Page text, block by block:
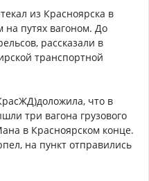
из Красноярска в
на путях вагоном. До
рассказали в
транспортной
что в
три вагона грузового
в Красноярском конце.
на пункт отправились